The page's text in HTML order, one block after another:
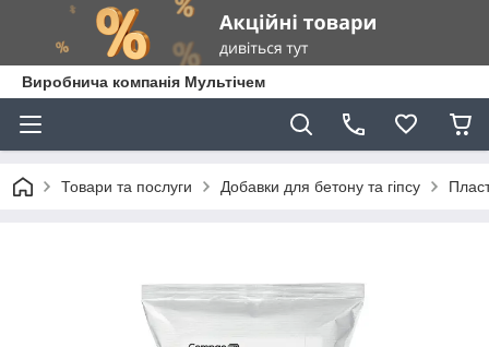
Виробнича компанія Мультічем
Товари та послуги Добавки для бетону та гіпсу